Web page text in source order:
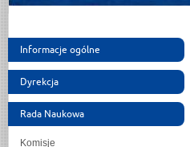
Informacje ogólne
Dyrekcja
Rada Naukowa
Komisje